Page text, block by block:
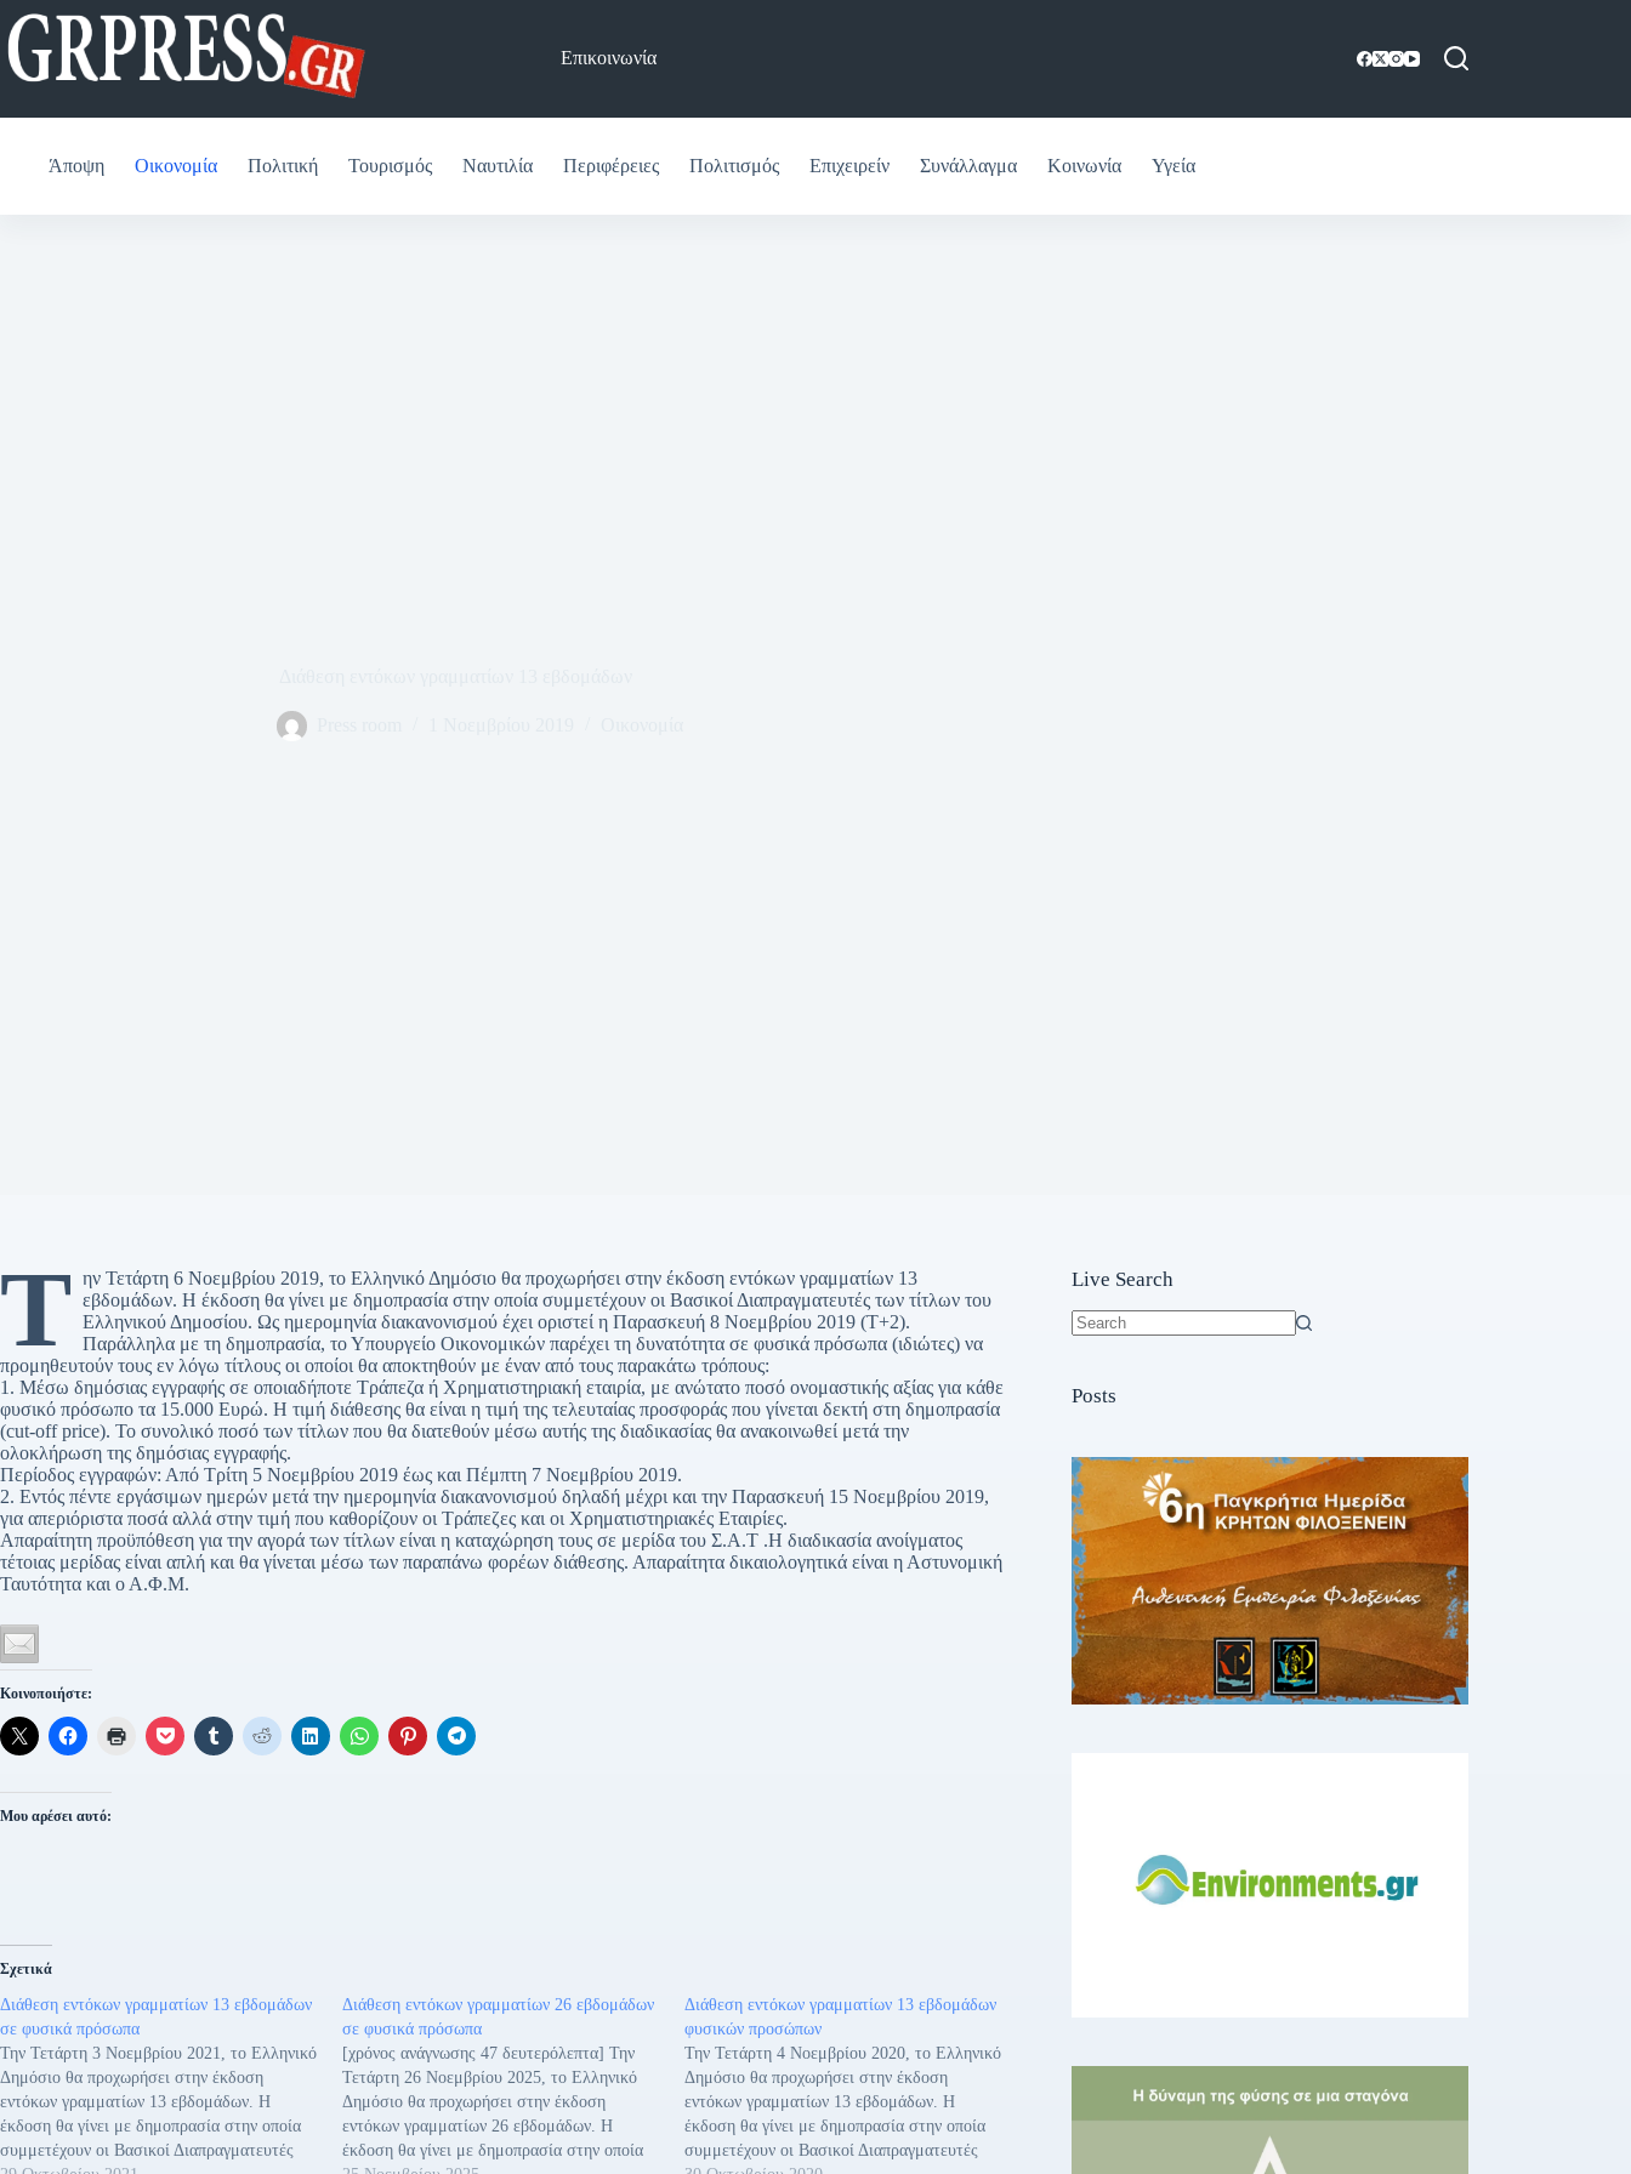
Μετάβαση
στο
περιεχόμενο
Επικοινωνία
Άποψη Οικονομία Πολιτική Τουρισμός Ναυτιλία Περιφέρειες Πολιτισμός Επιχειρείν Συνάλλαγμα Κοινωνία Υγεία
Τ ην Τετάρτη 6 Νοεμβρίου 2019, το Ελληνικό Δημόσιο θα προχωρήσει στην έκδοση εντόκων γραμματίων 13
εβδομάδων. Η έκδοση θα γίνει με δημοπρασία στην οποία συμμετέχουν οι Βασικοί Διαπραγματευτές των τίτλων του
Ελληνικού Δημοσίου. Ως ημερομηνία διακανονισμού έχει οριστεί η Παρασκευή 8 Νοεμβρίου 2019 (Τ+2).
Παράλληλα με τη δημοπρασία, το Υπουργείο Οικονομικών παρέχει τη δυνατότητα σε φυσικά πρόσωπα (ιδιώτες) να
προμηθευτούν τους εν λόγω τίτλους οι οποίοι θα αποκτηθούν με έναν από τους παρακάτω τρόπους:
1. Μέσω δημόσιας εγγραφής σε οποιαδήποτε Τράπεζα ή Χρηματιστηριακή εταιρία, με ανώτατο ποσό ονομαστικής αξίας για κάθε
φυσικό πρόσωπο τα 15.000 Ευρώ. Η τιμή διάθεσης θα είναι η τιμή της τελευταίας προσφοράς που γίνεται δεκτή στη δημοπρασία
(cut-off price). Το συνολικό ποσό των τίτλων που θα διατεθούν μέσω αυτής της διαδικασίας θα ανακοινωθεί μετά την
ολοκλήρωση της δημόσιας εγγραφής.
Περίοδος εγγραφών: Από Τρίτη 5 Νοεμβρίου 2019 έως και Πέμπτη 7 Νοεμβρίου 2019.
2. Εντός πέντε εργάσιμων ημερών μετά την ημερομηνία διακανονισμού δηλαδή μέχρι και την Παρασκευή 15 Νοεμβρίου 2019,
για απεριόριστα ποσά αλλά στην τιμή που καθορίζουν οι Τράπεζες και οι Χρηματιστηριακές Εταιρίες.
Απαραίτητη προϋπόθεση για την αγορά των τίτλων είναι η καταχώρηση τους σε μερίδα του Σ.Α.Τ .Η διαδικασία ανοίγματος
τέτοιας μερίδας είναι απλή και θα γίνεται μέσω των παραπάνω φορέων διάθεσης. Απαραίτητα δικαιολογητικά είναι η Αστυνομική
Ταυτότητα και ο Α.Φ.Μ.
Κοινοποιήστε:
Μου αρέσει αυτό:
Σχετικά
Διάθεση εντόκων γραμματίων 13 εβδομάδων
σε φυσικά πρόσωπα
Την Τετάρτη 3 Νοεμβρίου 2021, το Ελληνικό
Δημόσιο θα προχωρήσει στην έκδοση
εντόκων γραμματίων 13 εβδομάδων. Η
έκδοση θα γίνει με δημοπρασία στην οποία
συμμετέχουν οι Βασικοί Διαπραγματευτές
Διάθεση εντόκων γραμματίων 26 εβδομάδων
σε φυσικά πρόσωπα
[χρόνος ανάγνωσης 47 δευτερόλεπτα] Την
Τετάρτη 26 Νοεμβρίου 2025, το Ελληνικό
Δημόσιο θα προχωρήσει στην έκδοση
εντόκων γραμματίων 26 εβδομάδων. Η
έκδοση θα γίνει με δημοπρασία στην οποία
Διάθεση εντόκων γραμματίων 13 εβδομάδων
φυσικών προσώπων
Την Τετάρτη 4 Νοεμβρίου 2020, το Ελληνικό
Δημόσιο θα προχωρήσει στην έκδοση
εντόκων γραμματίων 13 εβδομάδων. Η
έκδοση θα γίνει με δημοπρασία στην οποία
συμμετέχουν οι Βασικοί Διαπραγματευτές
Live Search
Posts